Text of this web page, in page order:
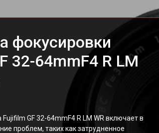
фокусировки
32-64mmF4 R LM
GF 32-64mmF4 R LM WR включает в
проблем, таких как затрудненное